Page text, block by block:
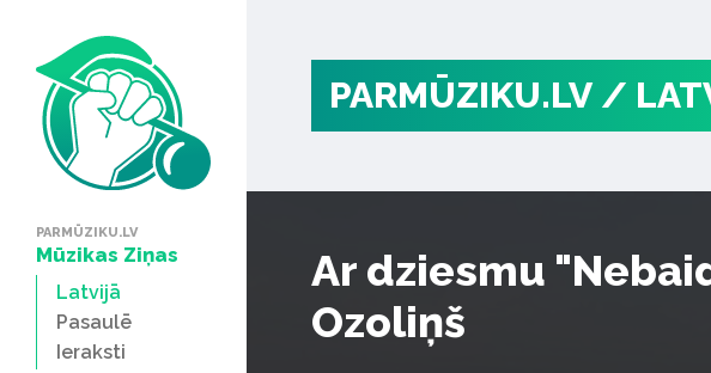
PARMŪZIKU.LV
Mūzikas Ziņas
Latvijā
Pasaulē
Ieraksti
PARMŪZIKU.LV /
Ar dziesmu
Ozoliņš